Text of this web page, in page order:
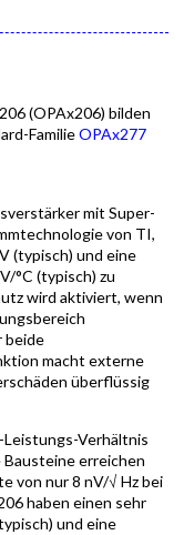
(OPAx206) bilden
FamilieOPAx277
mit Super-
von TI,
(typisch) und eine
°C (typisch) zu
wird aktiviert, wenn
beide
macht externe
überflüssig
Verhältnis
Bausteine erreichen
von nur 8 nV/√ Hz bei
haben einen sehr
und eine